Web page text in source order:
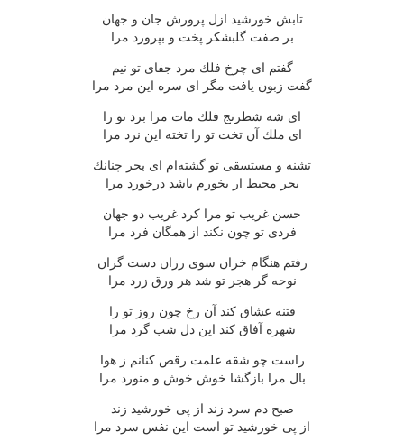
تابش خورشید ازل پرورش جان و جهان
بر صفت گلبشكر پخت و بپرورد مرا
گفتم ای چرخ فلك مرد جفای تو نیم
گفت زبون یافت مگر ای سره این مرد مرا
ای شه شطرنج فلك مات مرا برد تو را
ای ملك آن تخت تو را تخته این نرد مرا
تشنه و مستسقی تو گشته‌ام ای بحر چنانك
بحر محیط ار بخورم باشد درخورد مرا
حسن غریب تو مرا كرد غریب دو جهان
فردی تو چون نكند از همگان فرد مرا
رفتم هنگام خزان سوی رزان دست گزان
نوحه گر هجر تو شد هر ورق زرد مرا
فتنه عشاق كند آن رخ چون روز تو را
شهره آفاق كند این دل شب گرد مرا
راست چو شقه علمت رقص كنانم ز هوا
بال مرا بازگشا خوش خوش و منورد مرا
صبح دم سرد زند از پی خورشید زند
از پی خورشید تو است این نفس سرد مرا